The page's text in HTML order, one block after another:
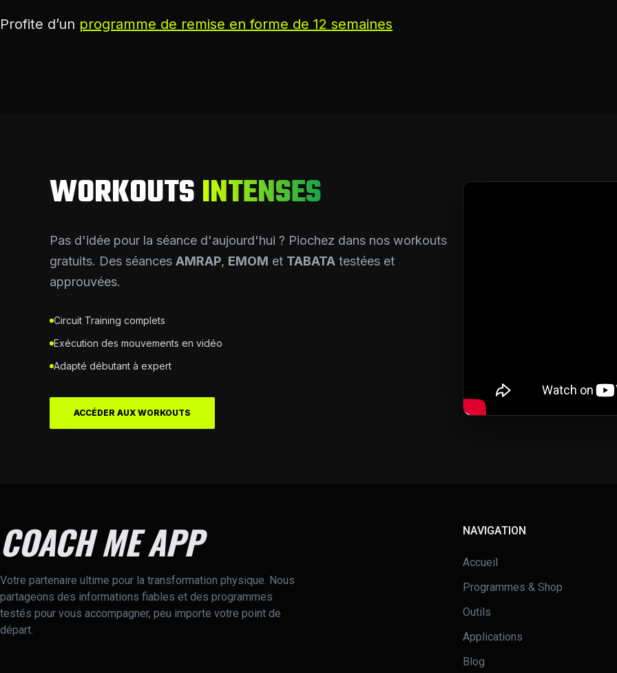
Profite d’un programme de remise en forme de 12 semaines
WORKOUTSINTENSES
Pas d'idée pour la séance d'aujourd'hui ? Piochez dans nos workouts
gratuits. Des séances AMRAP, EMOM et TABATA testées et
approuvées.
Circuit Training complets
Exécution des mouvements en vidéo
Adapté débutant à expert
ACCÉDER AUX WORKOUTS
COACH ME APP
Votre partenaire ultime pour la transformation physique. Nous
partageons des informations fiables et des programmes
testés pour vous accompagner, peu importe votre point de
départ.
NAVIGATION
Accueil
Programmes & Shop
Outils
Applications
Blog